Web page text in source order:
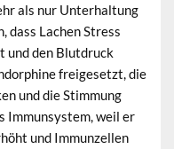
als nur Unterhaltung
dass Lachen Stress
und den Blutdruck
freigesetzt, die
und die Stimmung
Immunsystem, weil er
und Immunzellen